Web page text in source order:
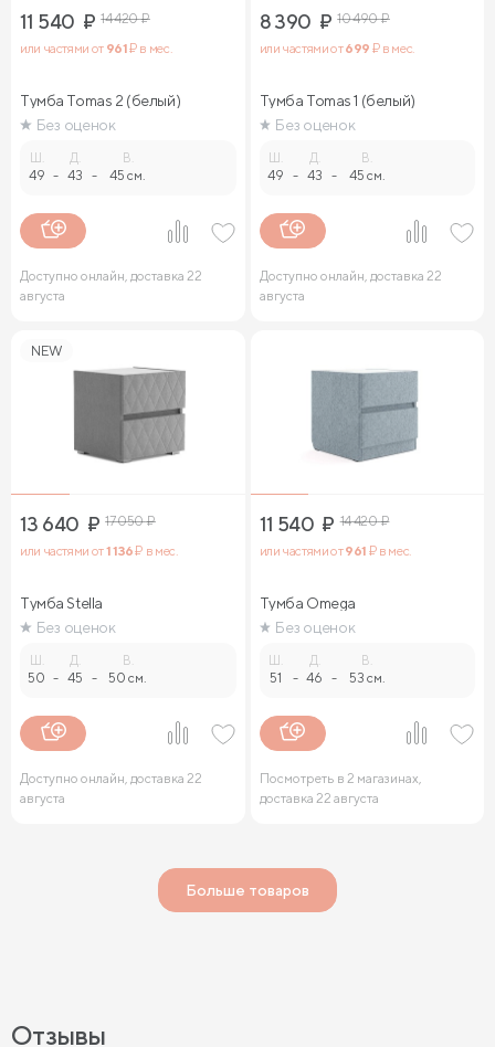
11 540 ₽ 14 420₽
или частями от 961₽ в мес.
Тумба Tomas 2 (белый)
Без оценок
49 -
Д.
43 -
В.
45 см.
Доступно онлайн, доставка 22
августа
8 390 ₽ 10 490₽
или частями от699 ₽ в мес.
Тумба Tomas 1 (белый)
Без оценок
49 -
Д.
43 -
В.
45 см.
Доступно онлайн, доставка 22
августа
NEW
13 640 ₽ 17 050₽
или частями от1 136₽ в мес.
Тумба Stella
Без оценок
Ш.
50 -
Д.
45 -
В.
50 см.
Доступно онлайн, доставка 22
августа
11 540 ₽ 14 420₽
или частями от961 ₽ в мес.
Тумба Omega
Без оценок
Ш.
51 -
Д.
46 -
В.
53 см.
Посмотреть в 2 магазинах,
доставка 22 августа
Больше товаров
Отзывы